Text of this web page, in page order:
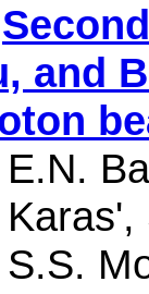
and
E.N.
Karas',
S.S.